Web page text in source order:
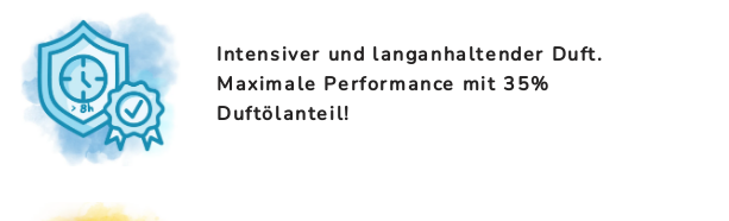
Intensiver und langanhaltender Duft.
Maximale Performance mit 35%
Duftölanteil!